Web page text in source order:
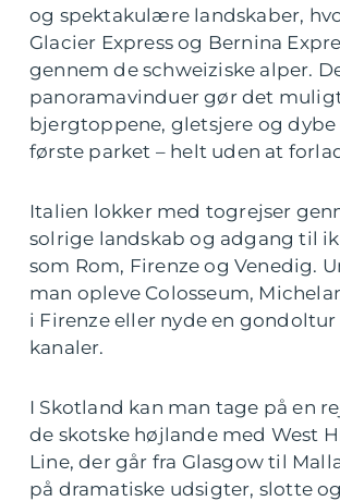
og spektakulære landskaber,
Glacier Express og Bernina
gennem de schweiziske alper.
panoramavinduer gør det
bjergtoppene, gletsjere og dybe
første parket – helt uden at
Italien lokker med togrejser
solrige landskab og adgang til
som Rom, Firenze og Venedig.
man opleve Colosseum,
i Firenze eller nyde en
kanaler.
I Skotland kan man tage på en
de skotske højlande med West
Line, der går fra Glasgow til
på dramatiske udsigter, slotte